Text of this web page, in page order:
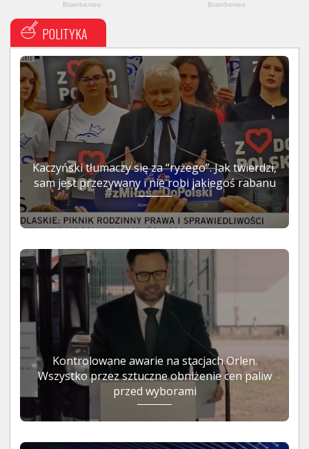
POLITYKA
Kaczyński tłumaczy się za “ryżego”. Jak twierdzi,
sam jest przezywany i nie robi jakiegoś rabanu
Kontrolowane awarie na stacjach Orlen.
Wszystko przez sztuczne obniżenie cen paliw
przed wyborami